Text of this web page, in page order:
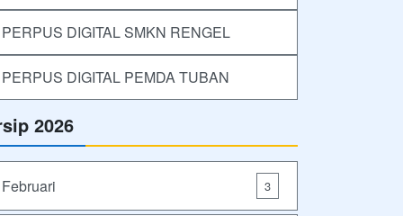
PERPUS DIGITAL SMKN RENGEL
PERPUS DIGITAL PEMDA TUBAN
2026
Februari 3